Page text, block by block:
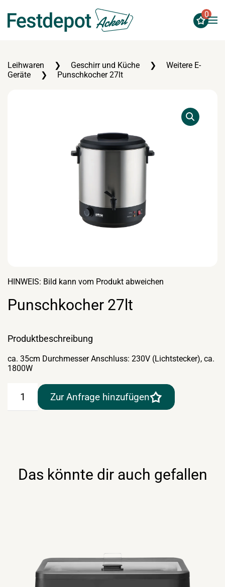
Zum Hauptinhalt springen
0
Leihwaren Geschirr und Küche
Weitere E-
Geräte
Punschkocher 27lt
HINWEIS: Bild kann vom Produkt abweichen
Punschkocher 27lt
Produktbeschreibung
ca. 35cm Durchmesser Anschluss: 230V (Lichtstecker), ca.
1800W
Punschkocher
Zur Anfrage hinzufügen
Das könnte dir auch gefallen